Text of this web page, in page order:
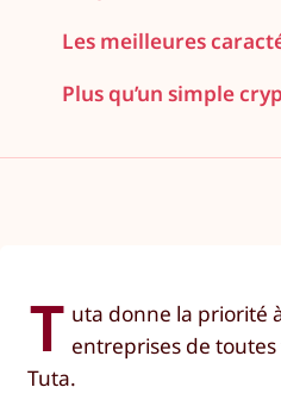
Les meilleures
Plus qu’un simple
T uta donne la priorité
entreprises de
Tuta.